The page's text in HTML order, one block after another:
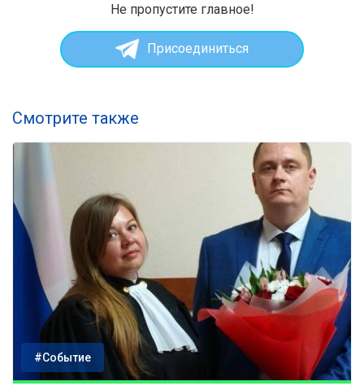
Не пропустите главное!
Присоединиться
Смотрите также
#Событие